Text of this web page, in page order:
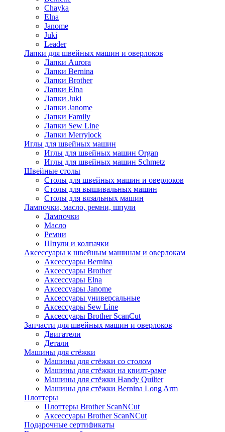
Chayka
Elna
Janome
Juki
Leader
Лапки для швейных машин и оверлоков
Лапки Aurora
Лапки Bernina
Лапки Brother
Лапки Elna
Лапки Juki
Лапки Janome
Лапки Family
Лапки Sew Line
Лапки Merrylock
Иглы для швейных машин
Иглы для швейных машин Organ
Иглы для швейных машин Schmetz
Швейные столы
Столы для швейных машин и оверлоков
Столы для вышивальных машин
Столы для вязальных машин
Лампочки, масло, ремни, шпули
Лампочки
Масло
Ремни
Шпули и колпачки
Аксессуары к швейным машинам и оверлокам
Аксессуары Bernina
Аксессуары Brother
Аксессуары Elna
Аксессуары Janome
Аксессуары универсальные
Аксессуары Sew Line
Аксессуары Brother ScanCut
Запчасти для швейных машин и оверлоков
Двигатели
Детали
Машины для стёжки
Машины для стёжки со столом
Машины для стёжки на квилт-раме
Машины для стёжки Handy Quilter
Машины для стёжки Bernina Long Arm
Плоттеры
Плоттеры Brother ScanNCut
Аксессуары Brother ScanNCut
Подарочные сертификаты